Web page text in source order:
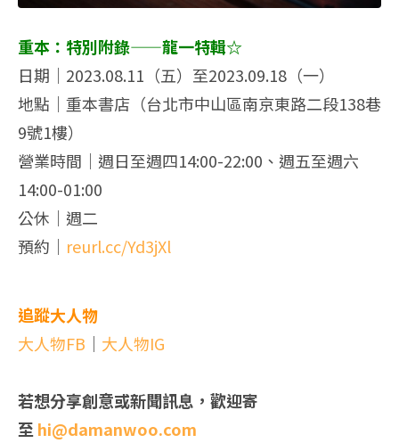
重本：特別附錄——龍一特輯☆
日期｜2023.08.11（五）至2023.09.18（一）
地點｜重本書店（台北市中山區南京東路二段138巷
9號1樓）
營業時間｜週日至週四14:00-22:00、週五至週六
14:00-01:00
公休｜週二
預約｜ reurl.cc/Yd3jXl
追蹤大人物
大人物FB ｜ 大人物IG
若想分享創意或新聞訊息，歡迎寄
至 hi@damanwoo.com